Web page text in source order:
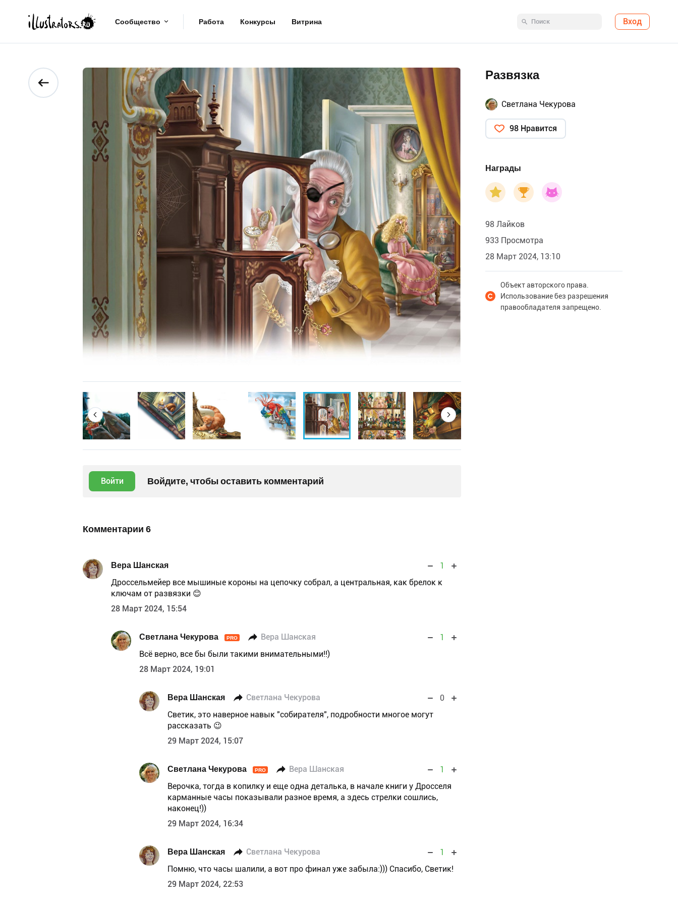
Сообщество Работа Конкурсы Витрина Вход
Войти Войдите, чтобы оставить комментарий
Комментарии 6
Вера Шанская
1
Дроссельмейер все мышиные короны на цепочку собрал, а центральная, как брелок к
ключам от развязки 😊
28 Март 2024, 15:54
Светлана Чекурова PRO Вера Шанская
1
Всё верно, все бы были такими внимательными!!)
28 Март 2024, 19:01
Вера Шанская Светлана Чекурова
0
Светик, это наверное навык "собирателя", подробности многое могут
рассказать 😉
29 Март 2024, 15:07
Светлана Чекурова PRO Вера Шанская
1
Верочка, тогда в копилку и еще одна деталька, в начале книги у Дросселя
карманные часы показывали разное время, а здесь стрелки сошлись,
наконец!))
29 Март 2024, 16:34
Вера Шанская Светлана Чекурова
1
Помню, что часы шалили, а вот про финал уже забыла:))) Спасибо, Светик!
29 Март 2024, 22:53
Развязка
Светлана Чекурова
98 Нравится
Награды
98 Лайков
933 Просмотра
28 Март 2024, 13:10
Объект авторского права.
Использование без разрешения
правообладателя запрещено.